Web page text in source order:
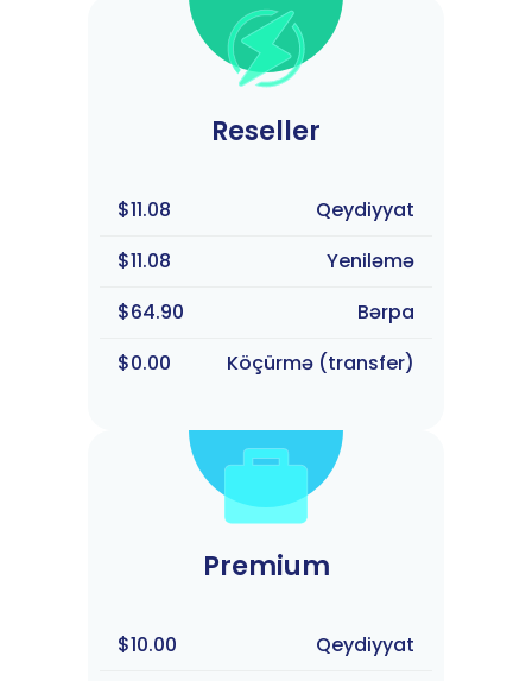
Reseller
$11.08
Qeydiyyat
$11.08
Yeniləmə
$64.90
Bərpa
$0.00
Köçürmə (transfer)
Premium
$10.00
Qeydiyyat